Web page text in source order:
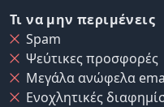
Τι να μην περιμένεις
Spam
Ψεύτικες προσφορές
Μεγάλα ανώφελα
Ενοχλητικές